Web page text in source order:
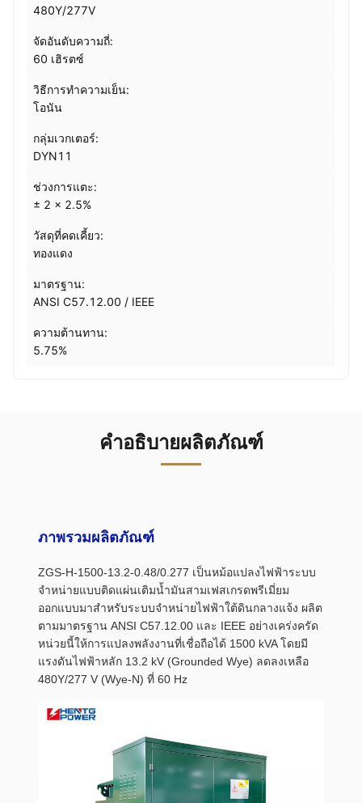
480Y/277V
จัดอันดับความถี่:
60 เฮิรตซ์
วิธีการทำความเย็น:
โอนัน
กลุ่มเวกเตอร์:
DYN11
ช่วงการแตะ:
± 2 × 2.5%
วัสดุที่คดเคี้ยว:
ทองแดง
มาตรฐาน:
ANSI C57.12.00 / IEEE
ความต้านทาน:
5.75%
คำอธิบายผลิตภัณฑ์
ภาพรวมผลิตภัณฑ์
ZGS-H-1500-13.2-0.48/0.277 เป็นหม้อแปลงไฟฟ้าระบบ
จำหน่ายแบบติดแผ่นเติมน้ำมันสามเฟสเกรดพรีเมี่ยม
ออกแบบมาสำหรับระบบจำหน่ายไฟฟ้าใต้ดินกลางแจ้ง ผลิต
ตามมาตรฐาน ANSI C57.12.00 และ IEEE อย่างเคร่งครัด
หน่วยนี้ให้การแปลงพลังงานที่เชื่อถือได้ 1500 kVA โดยมี
แรงดันไฟฟ้าหลัก 13.2 kV (Grounded Wye) ลดลงเหลือ
480Y/277 V (Wye-N) ที่ 60 Hz